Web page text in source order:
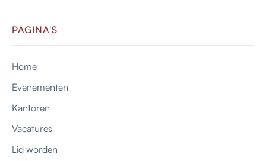
PAGINA'S
Home
Evenementen
Kantoren
Vacatures
Lid worden